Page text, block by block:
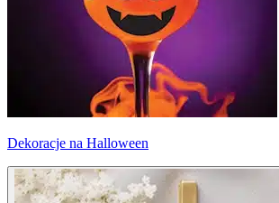
Dekoracje na Halloween